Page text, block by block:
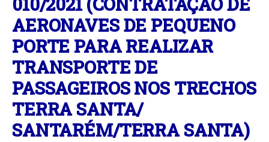
AERONAVES DE PEQUENO
PORTE PARA REALIZAR
TRANSPORTE DE
PASSAGEIROS NOS TRECHOS
TERRA SANTA/
SANTARÉM/TERRA SANTA)